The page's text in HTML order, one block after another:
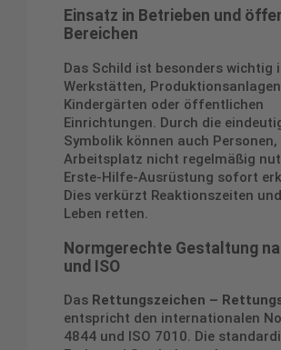
Einsatz in Betrieben und
Bereichen
Das Schild ist besonders wichtig
Werkstätten,
Kindergärten oder öffentlichen
Einrichtungen. Durch die
Symbolik können auch Personen,
Arbeitsplatz nicht regelmäßig
Erste-Hilfe-Ausrüstung sofort
Dies verkürzt Reaktionszeiten
Leben retten.
Normgerechte Gestaltung
und ISO
Das Rettungszeichen –
entspricht den internationalen
4844 und ISO 7010. Die